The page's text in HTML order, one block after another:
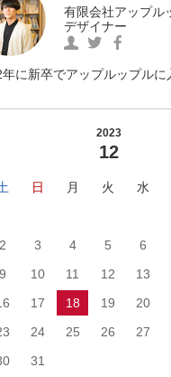
有限会社アップル
デザイナー
新
慎
介
ィ
の
リ
ク
https://
Twitter
の
ン
ク
https://
ン
ク
に新卒でアップルップルに
2023
12
日 月 火 水
3 4 5 6
10 11 12 13
17 18 19 20
24 25 26 27
31